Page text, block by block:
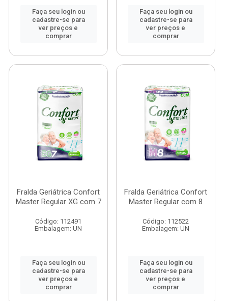
Faça seu login ou
cadastre-se para
ver preços e
comprar
Faça seu login ou
cadastre-se para
ver preços e
comprar
Fralda Geriátrica Confort
Master Regular XG com 7
Código: 112491
Embalagem: UN
Faça seu login ou
cadastre-se para
ver preços e
comprar
Fralda Geriátrica Confort
Master Regular com 8
Código: 112522
Embalagem: UN
Faça seu login ou
cadastre-se para
ver preços e
comprar